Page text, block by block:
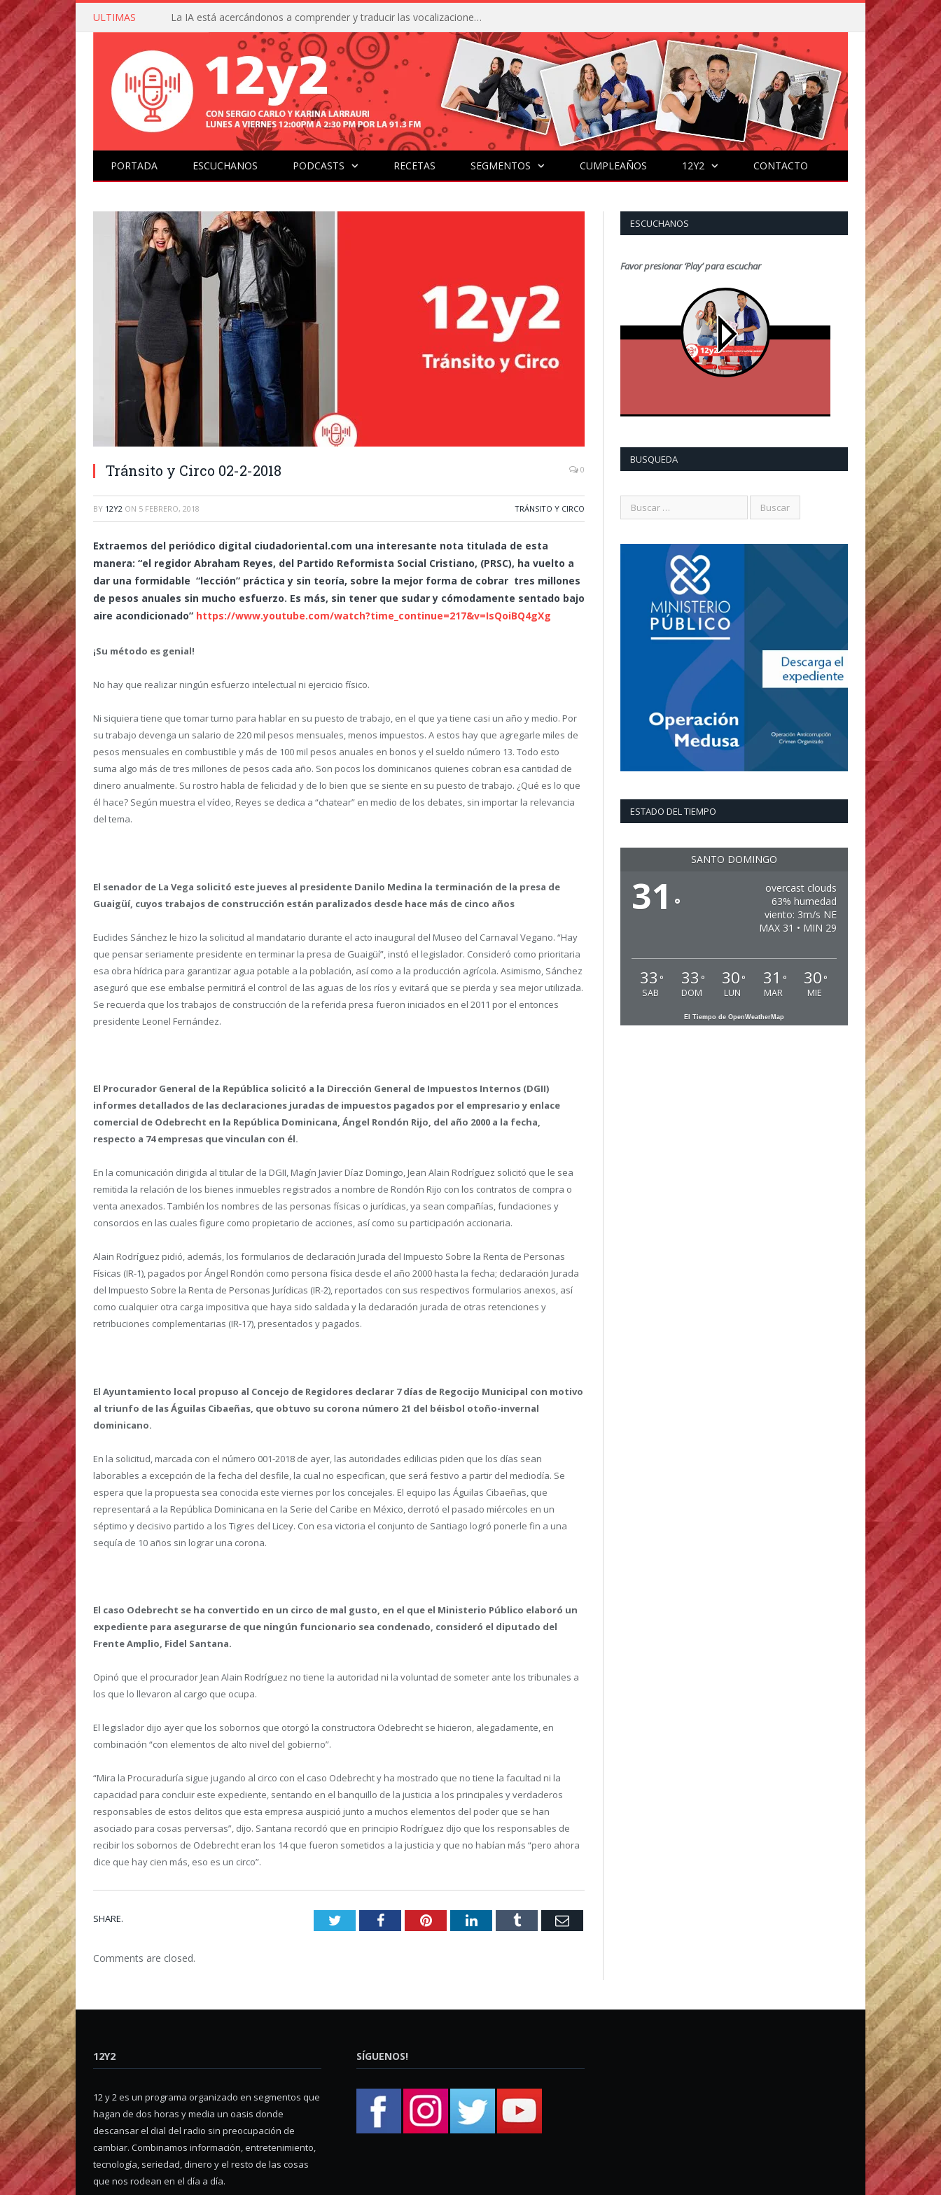
ULTIMAS La IA está acercándonos a comprender y traducir las vocalizaciones y comportamientos de nuestras mascotas
PORTADA ESCUCHANOS PODCASTS RECETAS SEGMENTOS CUMPLEAÑOS 12Y2 CONTACTO
Tránsito y Circo 02-2-2018 0
BY 12Y2 ON 5 FEBRERO, 2018 TRÁNSITO Y CIRCO
Extraemos del periódico digital ciudadoriental.com una interesante nota titulada de esta
manera: “el regidor Abraham Reyes, del Partido Reformista Social Cristiano, (PRSC), ha vuelto a
dar una formidable “lección” práctica y sin teoría, sobre la mejor forma de cobrar tres millones
de pesos anuales sin mucho esfuerzo. Es más, sin tener que sudar y cómodamente sentado bajo
aire acondicionado” https://www.youtube.com/watch?time_continue=217&v=IsQoiBQ4gXg
¡Su método es genial!
No hay que realizar ningún esfuerzo intelectual ni ejercicio físico.
Ni siquiera tiene que tomar turno para hablar en su puesto de trabajo, en el que ya tiene casi un año y medio. Por
su trabajo devenga un salario de 220 mil pesos mensuales, menos impuestos. A estos hay que agregarle miles de
pesos mensuales en combustible y más de 100 mil pesos anuales en bonos y el sueldo número 13. Todo esto
suma algo más de tres millones de pesos cada año. Son pocos los dominicanos quienes cobran esa cantidad de
dinero anualmente. Su rostro habla de felicidad y de lo bien que se siente en su puesto de trabajo. ¿Qué es lo que
él hace? Según muestra el vídeo, Reyes se dedica a “chatear” en medio de los debates, sin importar la relevancia
del tema.
El senador de La Vega solicitó este jueves al presidente Danilo Medina la terminación de la presa de
Guaigüí, cuyos trabajos de construcción están paralizados desde hace más de cinco años
Euclides Sánchez le hizo la solicitud al mandatario durante el acto inaugural del Museo del Carnaval Vegano. “Hay
que pensar seriamente presidente en terminar la presa de Guaigüí”, instó el legislador. Consideró como prioritaria
esa obra hídrica para garantizar agua potable a la población, así como a la producción agrícola. Asimismo, Sánchez
aseguró que ese embalse permitirá el control de las aguas de los ríos y evitará que se pierda y sea mejor utilizada.
Se recuerda que los trabajos de construcción de la referida presa fueron iniciados en el 2011 por el entonces
presidente Leonel Fernández.
El Procurador General de la República solicitó a la Dirección General de Impuestos Internos (DGII)
informes detallados de las declaraciones juradas de impuestos pagados por el empresario y enlace
comercial de Odebrecht en la República Dominicana, Ángel Rondón Rijo, del año 2000 a la fecha,
respecto a 74 empresas que vinculan con él.
En la comunicación dirigida al titular de la DGII, Magín Javier Díaz Domingo, Jean Alain Rodríguez solicitó que le sea
remitida la relación de los bienes inmuebles registrados a nombre de Rondón Rijo con los contratos de compra o
venta anexados. También los nombres de las personas físicas o jurídicas, ya sean compañías, fundaciones y
consorcios en las cuales figure como propietario de acciones, así como su participación accionaria.
Alain Rodríguez pidió, además, los formularios de declaración Jurada del Impuesto Sobre la Renta de Personas
Físicas (IR-1), pagados por Ángel Rondón como persona física desde el año 2000 hasta la fecha; declaración Jurada
del Impuesto Sobre la Renta de Personas Jurídicas (IR-2), reportados con sus respectivos formularios anexos, así
como cualquier otra carga impositiva que haya sido saldada y la declaración jurada de otras retenciones y
retribuciones complementarias (IR-17), presentados y pagados.
El Ayuntamiento local propuso al Concejo de Regidores declarar 7 días de Regocijo Municipal con motivo
al triunfo de las Águilas Cibaeñas, que obtuvo su corona número 21 del béisbol otoño-invernal
dominicano.
En la solicitud, marcada con el número 001-2018 de ayer, las autoridades edilicias piden que los días sean
laborables a excepción de la fecha del desfile, la cual no especifican, que será festivo a partir del mediodía. Se
espera que la propuesta sea conocida este viernes por los concejales. El equipo las Águilas Cibaeñas, que
representará a la República Dominicana en la Serie del Caribe en México, derrotó el pasado miércoles en un
séptimo y decisivo partido a los Tigres del Licey. Con esa victoria el conjunto de Santiago logró ponerle fin a una
sequía de 10 años sin lograr una corona.
El caso Odebrecht se ha convertido en un circo de mal gusto, en el que el Ministerio Público elaboró un
expediente para asegurarse de que ningún funcionario sea condenado, consideró el diputado del
Frente Amplio, Fidel Santana.
Opinó que el procurador Jean Alain Rodríguez no tiene la autoridad ni la voluntad de someter ante los tribunales a
los que lo llevaron al cargo que ocupa.
El legislador dijo ayer que los sobornos que otorgó la constructora Odebrecht se hicieron, alegadamente, en
combinación “con elementos de alto nivel del gobierno”.
“Mira la Procuraduría sigue jugando al circo con el caso Odebrecht y ha mostrado que no tiene la facultad ni la
capacidad para concluir este expediente, sentando en el banquillo de la justicia a los principales y verdaderos
responsables de estos delitos que esta empresa auspició junto a muchos elementos del poder que se han
asociado para cosas perversas”, dijo. Santana recordó que en principio Rodríguez dijo que los responsables de
recibir los sobornos de Odebrecht eran los 14 que fueron sometidos a la justicia y que no habían más “pero ahora
dice que hay cien más, eso es un circo”.
SHARE. TwitterFacebookPinterestLinkedInTumblr Email
Comments are closed.
ESCUCHANOS
Favor presionar ‘Play’ para escuchar
BUSQUEDA
ESTADO DEL TIEMPO
SANTO DOMINGO
31 °
overcast clouds
63% humedad
viento: 3m/s NE
MAX 31 • MIN 29
33 °
SAB
33 °
DOM
30 °
LUN
31 °
MAR
30 °
MIE
El Tiempo de OpenWeatherMap
12Y2
12 y 2 es un programa organizado en segmentos que
hagan de dos horas y media un oasis donde
descansar el dial del radio sin preocupación de
cambiar. Combinamos información, entretenimiento,
tecnología, seriedad, dinero y el resto de las cosas
que nos rodean en el día a día.
SÍGUENOS!